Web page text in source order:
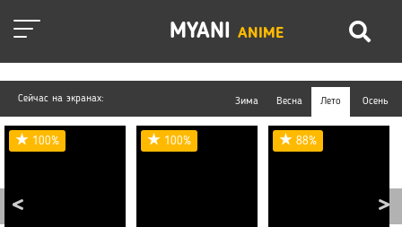
MYANI ANIME
Сейчас на экранах: Зима Весна Лето Осень
100% 100% 88%